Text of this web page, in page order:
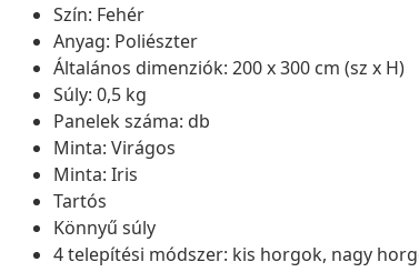
Szín: Fehér
Anyag: Poliészter
Általános dimenziók: 200 x 300 cm (sz x H)
Súly: 0,5 kg
Panelek száma: db
Minta: Virágos
Minta: Iris
Tartós
Könnyű súly
4 telepítési módszer: kis horgok, nagy